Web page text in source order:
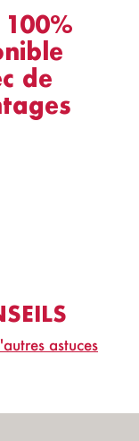
de
astuces